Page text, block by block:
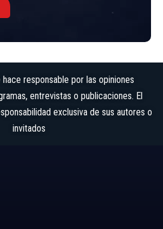
responsable por las opiniones
entrevistas o publicaciones. El
exclusiva de sus autores o
invitados